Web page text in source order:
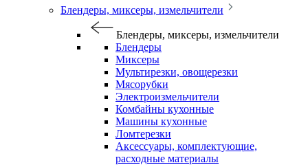
Блендеры, миксеры, измельчители
Блендеры, миксеры, измельчители
Блендеры
Миксеры
Мультирезки, овощерезки
Мясорубки
Электроизмельчители
Комбайны кухонные
Машины кухонные
Ломтерезки
Аксессуары, комплектующие,
расходные материалы